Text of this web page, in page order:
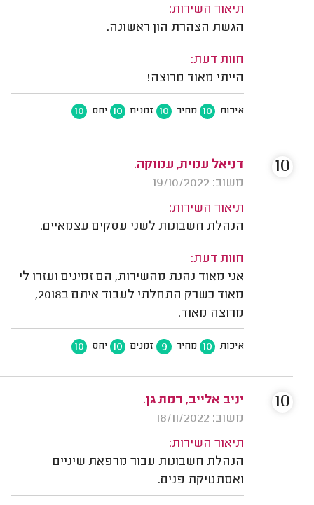
תיאור השירות:
הגשת הצהרת הון ראשונה.
חוות דעת:
הייתי מאוד מרוצה!
איכות 10 מחיר 10 זמנים 10 יחס 10
דניאל עמית, עמוקה.
משוב: 19/10/2022
תיאור השירות:
הנהלת חשבונות לשני עסקים עצמאיים.
חוות דעת:
אני מאוד נהנת מהשירות, הם זמינים ועזרו לי
מאוד כשרק התחלתי לעבוד איתם ב2018,
מרוצה מאוד.
איכות 10 מחיר 9 זמנים 10 יחס 10
10
יניב אלייב, רמת גן.
משוב: 18/11/2022
תיאור השירות:
הנהלת חשבונות עבור מרפאת שיניים
ואסתטיקת פנים.
10